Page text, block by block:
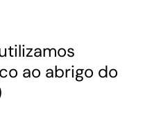
ao abrigo do